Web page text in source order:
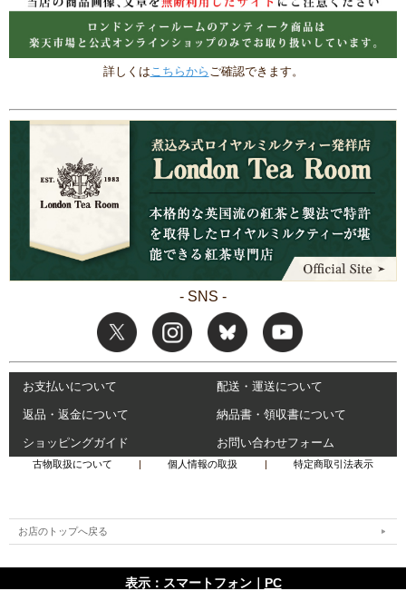
詳しくは こちらから ご確認できます。
- SNS -
お支払いについて 配送・運送について
返品・返金について 納品書・領収書について
ショッピングガイド お問い合わせフォーム
古物取扱について | 個人情報の取扱 | 特定商取引法表示
お店のトップへ戻る
表示：スマートフォン｜ PC